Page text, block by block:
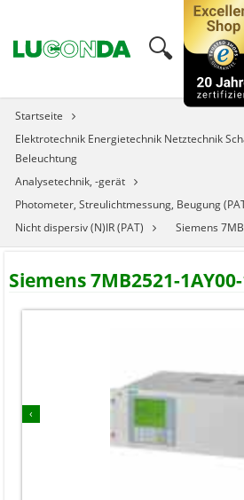
🔍︎
Startseite
Elektrotechnik Energietechnik Netztechnik
Beleuchtung
Analysetechnik, -gerät
Photometer, Streulichtmessung, Beugung
Nicht dispersiv (N)IR (PAT)
Siemens
Siemens 7MB2521-
‹